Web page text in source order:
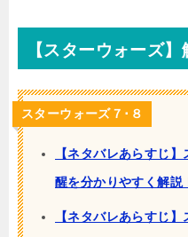
【スターウォーズ
スターウォーズ７･８
【ネタバレあらすじ
醒を分かりやすく解説
【ネタバレあらすじ